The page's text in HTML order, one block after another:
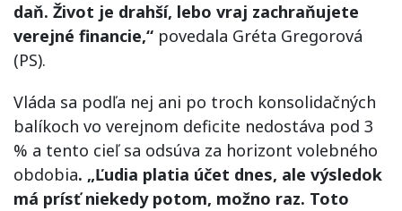
daň. Život je drahší, lebo vraj zachraňujete
verejné financie,“ povedala Gréta Gregorová
(PS).
Vláda sa podľa nej ani po troch konsolidačných
balíkoch vo verejnom deficite nedostáva pod 3
% a tento cieľ sa odsúva za horizont volebného
obdobia. „Ľudia platia účet dnes, ale výsledok
má prísť niekedy potom, možno raz. Toto